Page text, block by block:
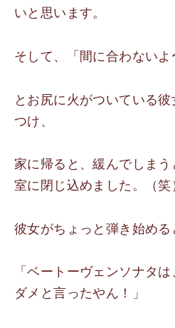
いと思います。
そして、「間に合わないよ
とお尻に火がついている
つけ、
家に帰ると、緩んでしま
室に閉じ込めました。（笑
彼女がちょっと弾き始める
「ベートーヴェンソナタ
ダメと言ったやん！」